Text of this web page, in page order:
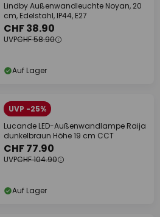
Lindby Außenwandleuchte Noyan, 20
cm, Edelstahl, IP44, E27
CHF 38.90
UVPCHF 58.90
Auf Lager
UVP -25%
Lucande LED-Außenwandlampe Raija
dunkelbraun Höhe 19 cm CCT
CHF 77.90
UVPCHF 104.90
Auf Lager